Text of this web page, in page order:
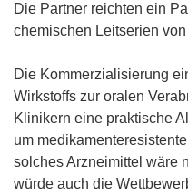
Die Partner reichten ein
chemischen Leitserien
Die Kommerzialisierung
Wirkstoffs zur oralen
Klinikern eine praktische
um
solches Arzneimittel wäre
würde auch die